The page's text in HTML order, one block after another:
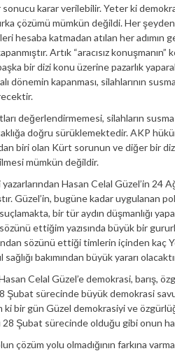
sonucu karar verilebilir. Yeter ki
çözümü mümkün değildi. Her
hesaba katmadan atılan her
Artık “aracısız
bir dizi konu üzerine pazarlık
dönemin kapanması, silahlarının
değerlendirmemesi, silahların
doğru sürüklemektedir. AKP
biri olan Kürt sorunun ve diğer bir
mümkün değildir.
Hasan Celal Güzel’in 24
Güzel’in, bugüne kadar uygulanan
bir tür aydın düşmanlığı
ettiğim yazısında büyük bir
sözünü ettiği timlerin içinden kaç
bakımından büyük yararı
Celal Güzel’e demokrasi, barış,
Şubat sürecinde büyük demokrasi
bir gün Güzel demokrasiyi ve
28 Şubat sürecinde olduğu gibi
çözüm yolu olmadığının farkına